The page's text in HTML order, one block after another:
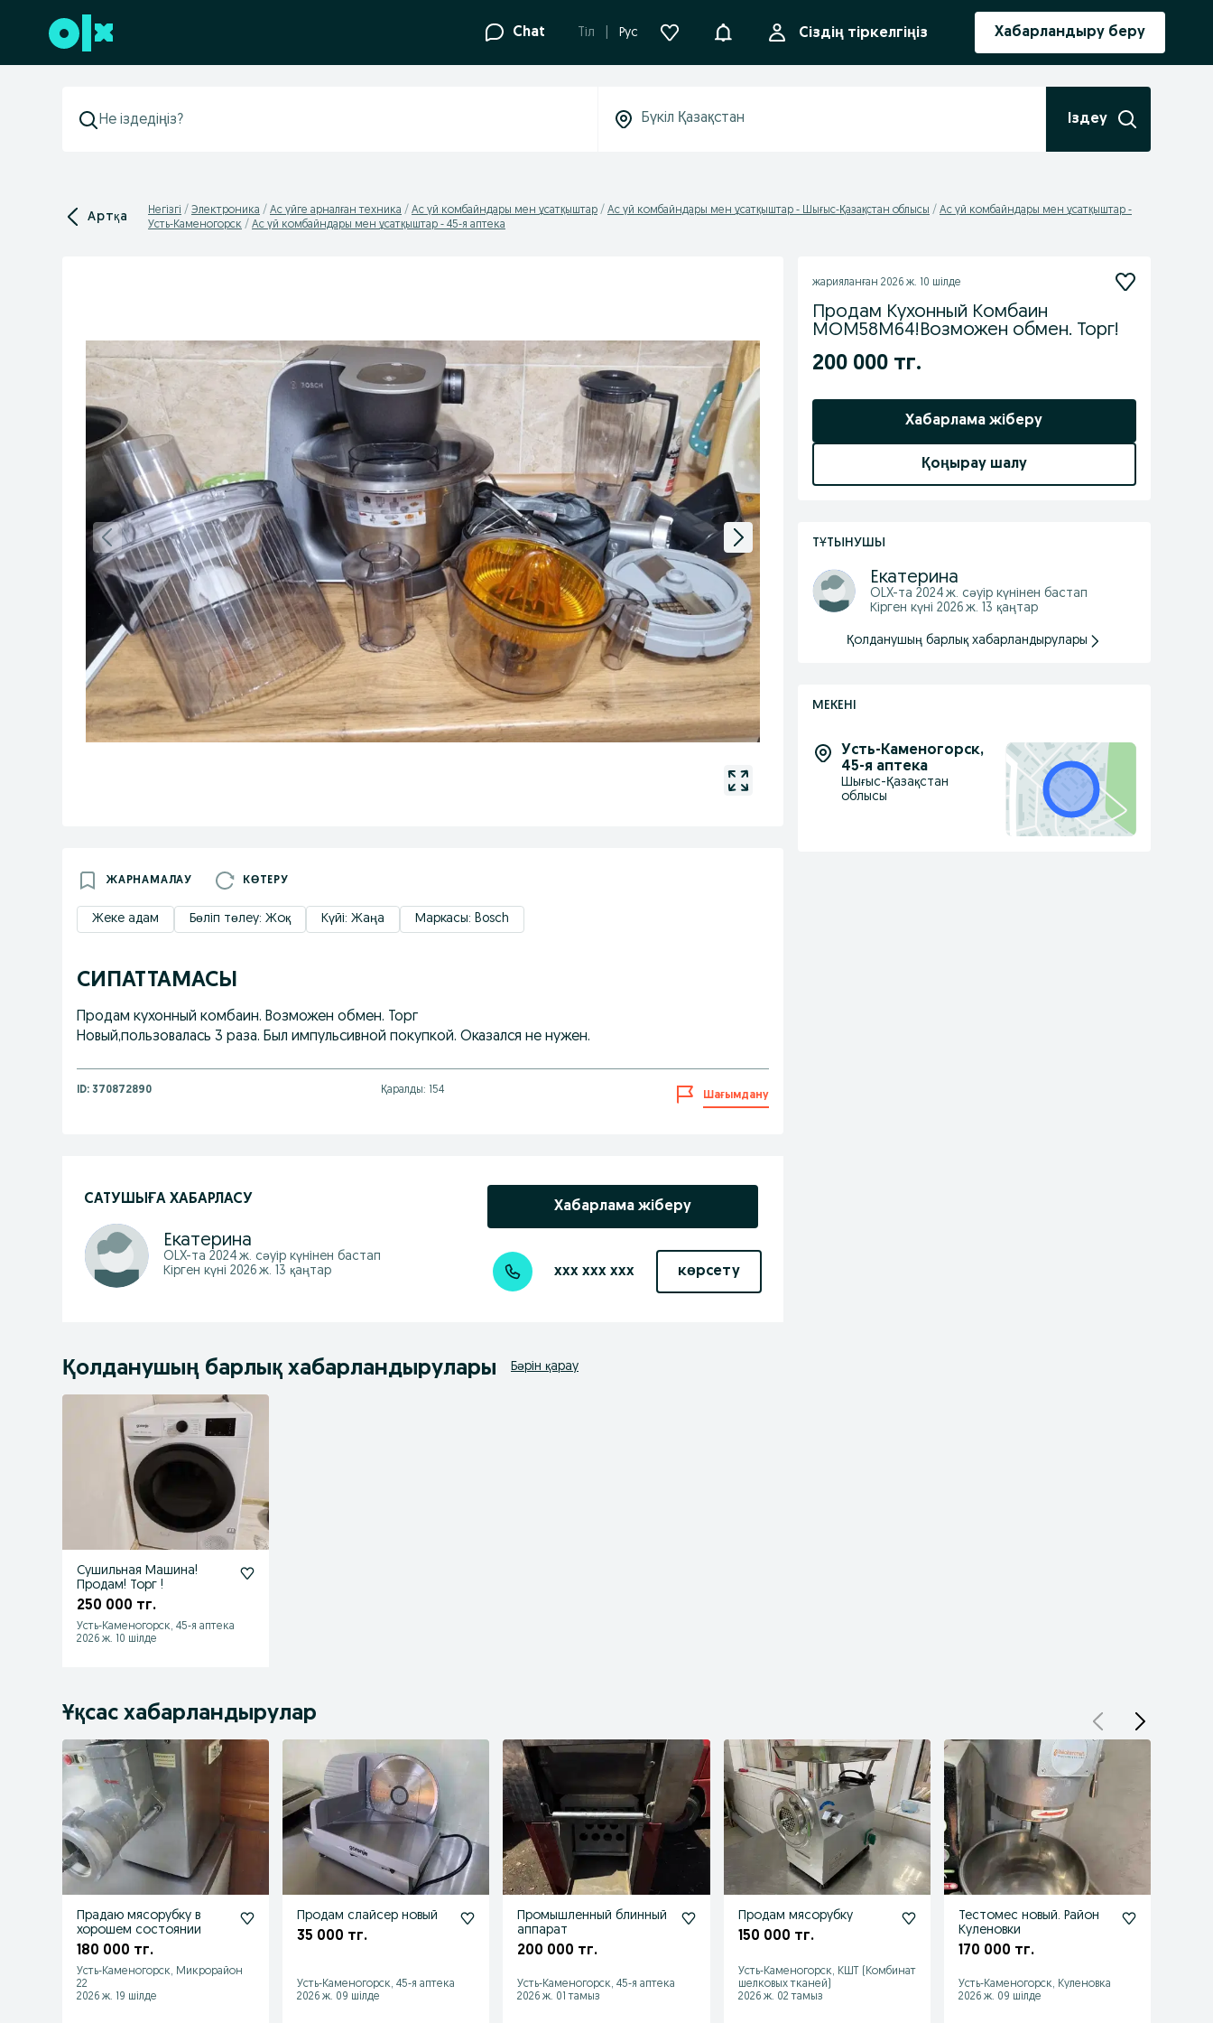
Төменгі деректемеге өту Chat Tіл Рус АқпараттандыруСіздің тіркелгіңіз Хабарландыру беру
Іздеу
Артқа Негізгі Электроника Ас үйге арналған техника Ас үй комбайндары мен ұсатқыштар Ас үй комбайндары мен ұсатқыштар - Шығыс-Қазақстан облысы
Ас үй комбайндары мен ұсатқыштар -
Усть-Каменогорск
Ас үй комбайндары мен ұсатқыштар - 45-я аптека
ЖАРНАМАЛАУ КӨТЕРУ
Жеке адам Бөліп төлеу: Жоқ Күйі: Жаңа Маркасы: Bosch
СИПАТТАМАСЫ
Продам кухонный комбаин. Возможен обмен. Торг
Новый,пользовалась 3 раза. Был импульсивной покупкой. Оказался не нужен.
ID: 370872890 Қаралды: 154 Шағымдану
САТУШЫҒА ХАБАРЛАСУ
Екатерина
OLX-та 2024 ж. сәуір күнінен бастап
Кірген күні 2026 ж. 13 қаңтар
Хабарлама жіберу
xxx xxx xxx көрсету
жарияланған 2026 ж. 10 шілде
Продам Кухонный Комбаин
MOM58M64!Возможен обмен. Торг!
200 000 тг.
Хабарлама жіберу
Қоңырау шалу
ТҰТЫНУШЫ
Екатерина
OLX-та 2024 ж. сәуіркүнінен бастап
Кірген күні 2026 ж. 13 қаңтар
Қолданушың барлық хабарландырулары
МЕКЕНІ
Усть-Каменогорск,
45-я аптека
Шығыс-Қазақстан
облысы
Қолданушың барлық хабарландырулары Бәрін қарау
Сушильная Машина!
Продам! Торг !
250 000 тг.
Усть-Каменогорск, 45-я аптека
2026 ж. 10 шілде
Ұқсас хабарландырулар
Прадаю мясорубку в
хорошем состоянии
180 000 тг.
Усть-Каменогорск, Микрорайон
22
2026 ж. 19 шілде
Продам слайсер новый
35 000 тг.
Усть-Каменогорск, 45-я аптека
2026 ж. 09 шілде
Промышленный блинный
аппарат
200 000 тг.
Усть-Каменогорск, 45-я аптека
2026 ж. 01 тамыз
Продам мясорубку
150 000 тг.
Усть-Каменогорск, КШТ (Комбинат
шелковых тканей)
2026 ж. 02 тамыз
Тестомес новый. Район
Куленовки
170 000 тг.
Усть-Каменогорск, Куленовка
2026 ж. 09 шілде